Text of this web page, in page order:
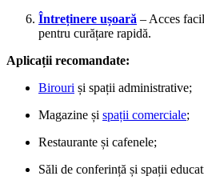
Întreținere ușoară – Acces
pentru curățare rapidă.
Aplicații recomandate:
Birouri și spații administrative;
Magazine și spații comerciale;
Restaurante și cafenele;
Săli de conferință și spații